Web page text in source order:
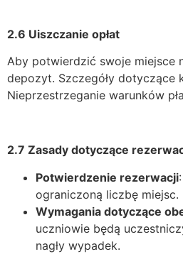
2.6 Uiszczanie opłat
Aby potwierdzić swoje miejsce
depozyt. Szczegóły dotyczące
Nieprzestrzeganie warunków
2.7 Zasady dotyczące
Potwierdzenie rezerwacji
ograniczoną liczbę
Wymagania dotyczące
uczniowie będą
nagły wypadek.